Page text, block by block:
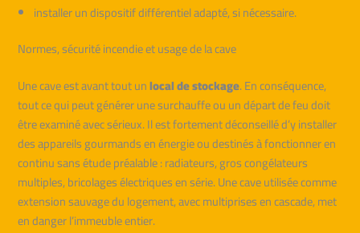
installer un dispositif différentiel adapté, si nécessaire.
Normes, sécurité incendie et usage de la cave
Une cave est avant tout unlocal de stockage. En conséquence,
tout ce qui peut générer une surchauffe ou un départ de feu doit
être examiné avec sérieux. Il est fortement déconseillé d’y installer
des appareils gourmands en énergie ou destinés à fonctionner en
continu sans étude préalable : radiateurs, gros congélateurs
multiples, bricolages électriques en série. Une cave utilisée comme
extension sauvage du logement, avec multiprises en cascade, met
en danger l’immeuble entier.